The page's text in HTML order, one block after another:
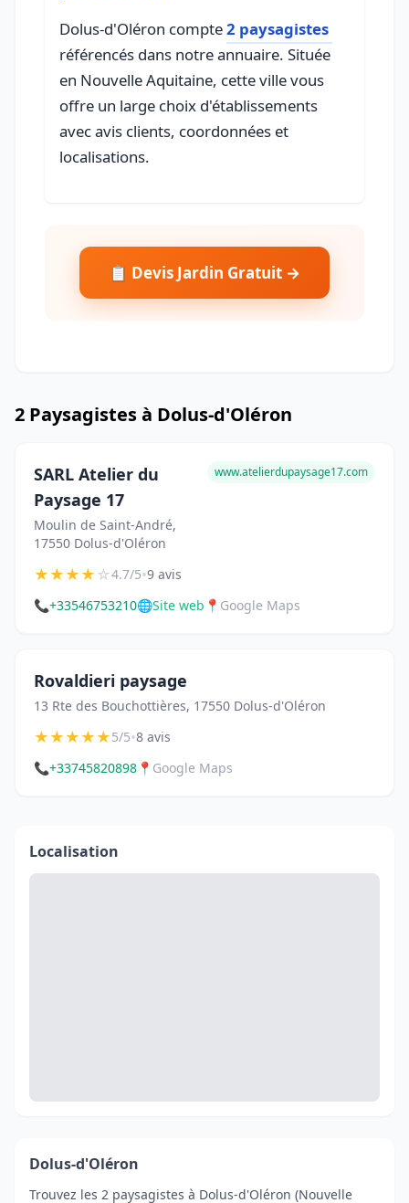
Dolus-d'Oléron compte2 paysagistes
référencés dans notre annuaire. Située
en Nouvelle Aquitaine, cette ville vous
offre un large choix d'établissements
avec avis clients, coordonnées et
localisations.
📋 Devis Jardin Gratuit →
2 Paysagistes à Dolus-d'Oléron
SARL Atelier du
Paysage 17
Moulin de Saint-André,
17550 Dolus-d'Oléron
www.atelierdupaysage17.com
★★★★☆4.7/5•9 avis
📞+33546753210🌐Site web 📍 Google Maps
Rovaldieri paysage
13 Rte des Bouchottières, 17550 Dolus-d'Oléron
★★★★★5/5•8 avis
📞+33745820898 📍 Google Maps
Localisation
Dolus-d'Oléron
Trouvez les 2 paysagistes à Dolus-d'Oléron (Nouvelle